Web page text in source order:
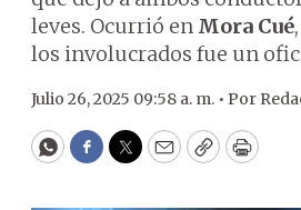
leves. Ocurrió en Mora Cué,
los involucrados fue un
Julio 26, 2025 09:58 a. m. • Por
WhatsApp
Facebook
Twitter
EmailCopyPrint